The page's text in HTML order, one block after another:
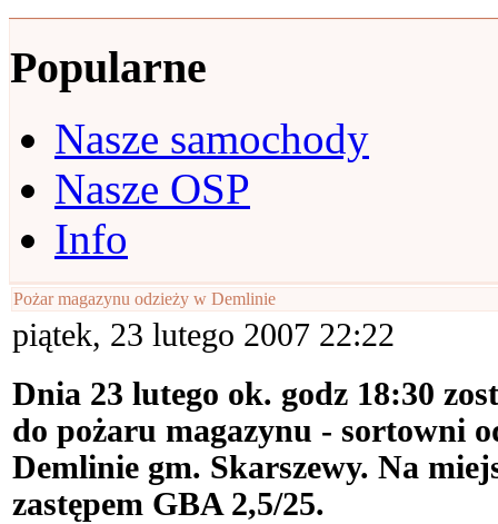
Popularne
Nasze samochody
Nasze OSP
Info
Pożar magazynu odzieży w Demlinie
piątek, 23 lutego 2007 22:22
Dnia 23 lutego ok. godz 18:30
do pożaru magazynu - sortowni
Demlinie gm. Skarszewy. Na
zastępem GBA 2,5/25.